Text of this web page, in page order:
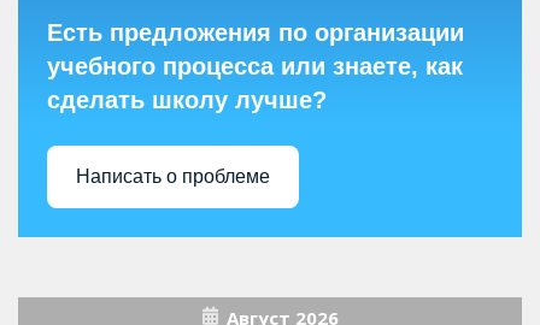
Есть предложения по организации
учебного процесса или знаете, как
сделать школу лучше?
Написать о проблеме
Август 2026